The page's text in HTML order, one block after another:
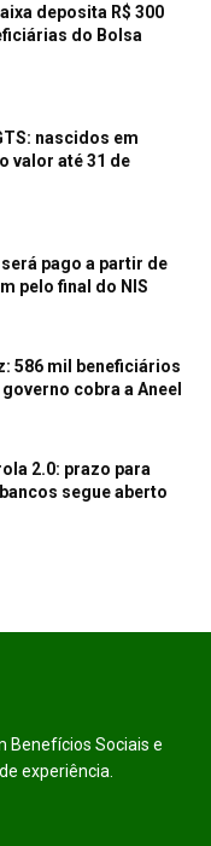
deposita R$ 300
do Bolsa
nascidos em
valor até 31 de
pago a partir de
pelo final do NIS
586 mil beneficiários
cobra a Aneel
2.0: prazo para
segue aberto
Benefícios Sociais e
experiência.